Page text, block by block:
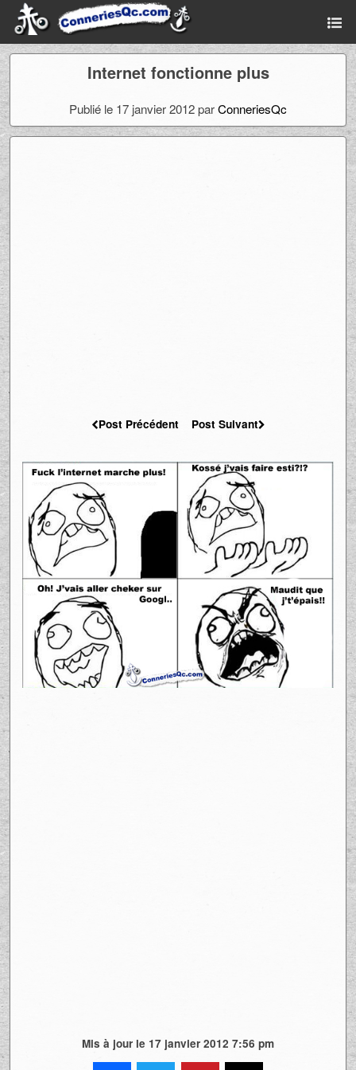
Internet fonctionne plus
Publié le 17 janvier 2012 parConneriesQc
Post Précédent Post Suivant
Mis à jour le 17 janvier 2012 7:56 pm